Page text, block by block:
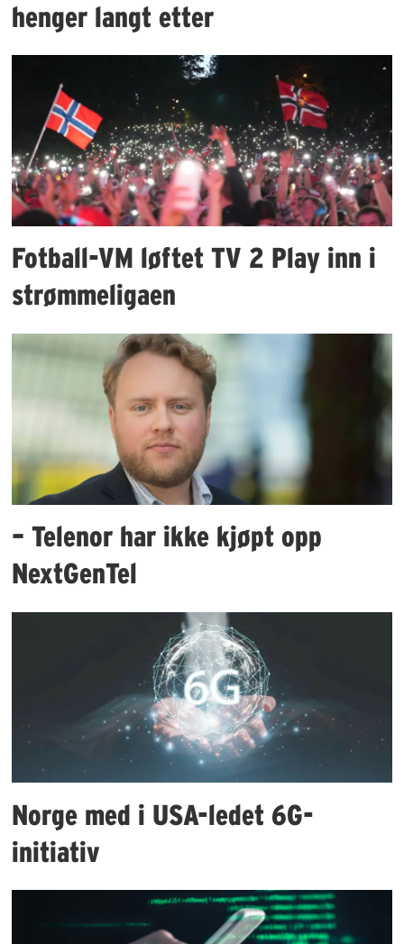
henger langt etter
Fotball-VM løftet TV 2 Play inn i
strømmeligaen
– Telenor har ikke kjøpt opp
NextGenTel
Norge med i USA-ledet 6G-
initiativ